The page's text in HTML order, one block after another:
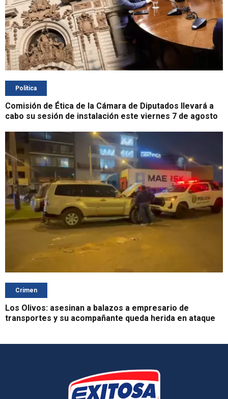
Política
Comisión de Ética de la Cámara de Diputados llevará a
cabo su sesión de instalación este viernes 7 de agosto
Crimen
Los Olivos: asesinan a balazos a empresario de
transportes y su acompañante queda herida en ataque